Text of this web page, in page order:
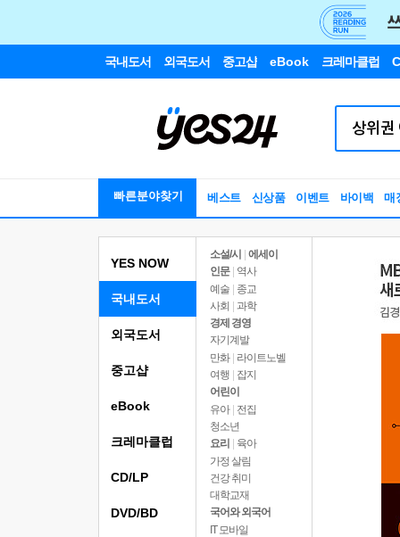
국내도서 외국도서 중고샵 eBook 크레마클럽
빠른분야찾기 베스트 신상품 이벤트 바이백 매
YES NOW
국내도서
소설/시
에세이
인문
역사
예술 | 종교
사회 | 과학
경제 경영
자기계발
만화 | 라이트노벨
여행
잡지
어린이
유아 | 전집
청소년
요리
육아
가정 살림
건강 취미
대학교재
국어와 외국어
IT 모바일
외국도서
중고샵
eBook
크레마클럽
CD/LP
DVD/BD